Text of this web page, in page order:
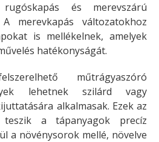
rugóskapás és merevszárú
merevkapás változatokhoz
is mellékelnek, amelyek
hatékonyságát.
műtrágyaszóró
lehetnek szilárd vagy
alkalmasak. Ezek az
teszik a tápanyagok precíz
a növénysorok mellé, növelve